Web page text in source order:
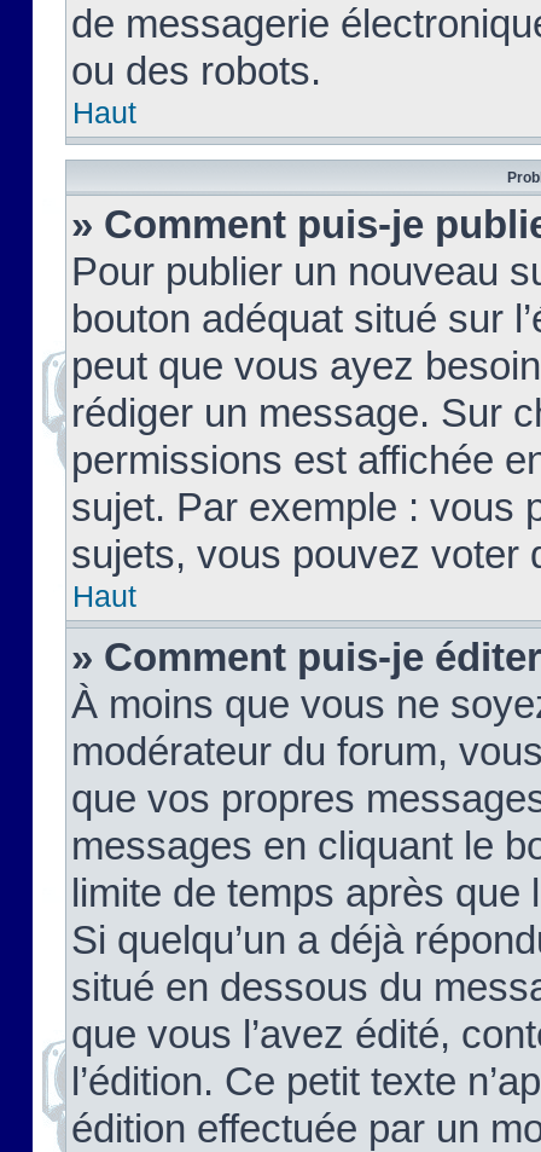
de messagerie
ou des robots.
Haut
» Comment puis-je
Pour publier un nouveau
bouton adéquat situé sur
peut que vous ayez
rédiger un message. Sur
permissions est affichée
sujet. Par exemple : vous
sujets, vous pouvez voter
Haut
» Comment puis-je
À moins que vous ne
modérateur du forum,
que vos propres
messages en cliquant le
limite de temps après que
Si quelqu’un a déjà
situé en dessous du
que vous l’avez édité,
l’édition. Ce petit texte
édition effectuée par un